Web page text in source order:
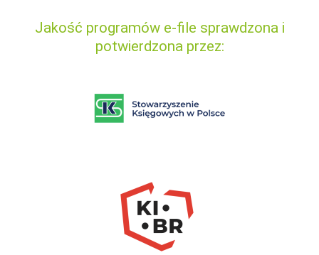
Jakość programów e-file sprawdzona i
potwierdzona przez: